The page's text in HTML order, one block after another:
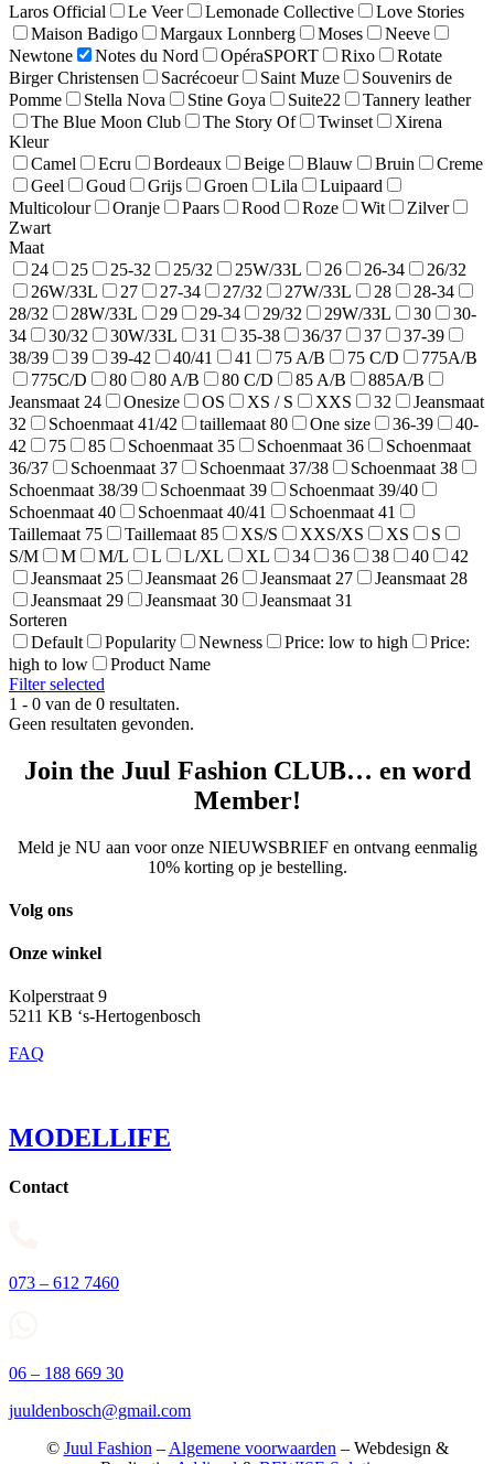
Laros Official
Le Veer Lemonade Collective
Love Stories
Maison Badigo
Margaux Lonnberg Moses
Neeve
Newtone
Notes du Nord OpéraSPORT Rixo
Rotate
Birger Christensen
Sacrécoeur Saint Muze
Souvenirs de
Pomme
Stella Nova Stine Goya Suite22
Tannery leather
The Blue Moon Club
The Story Of Twinset
Xirena
Kleur
Camel
Ecru Bordeaux Beige Blauw Bruin
Creme
Geel
Goud Grijs Groen Lila
Luipaard
Multicolour
Oranje Paars Rood Roze Wit
Zilver
Zwart
Maat
24
25 25-32 25/32 25W/33L 26 26-34
26/32
26W/33L
27 27-34 27/32 27W/33L 28
28-34
28/32
28W/33L 29 29-34 29/32 29W/33L 30
30-
34
30/32 30W/33L 31 35-38 36/37 37
37-39
38/39
39 39-42 40/41 41 75 A/B 75 C/D
775A/B
775C/D
80 80 A/B 80 C/D 85 A/B
885A/B
Jeansmaat 24
Onesize OS XS / S XXS 32
Jeansmaat
32
Schoenmaat 41/42 taillemaat 80 One size 36-39
40-
42
75 85 Schoenmaat 35 Schoenmaat 36
Schoenmaat
36/37
Schoenmaat 37 Schoenmaat 37/38
Schoenmaat 38
Schoenmaat 38/39
Schoenmaat 39
Schoenmaat 39/40
Schoenmaat 40
Schoenmaat 40/41
Schoenmaat 41
Taillemaat 75
Taillemaat 85 XS/S XXS/XS XS
S
S/M
M M/L L L/XL XL 34 36 38 40
42
Jeansmaat 25
Jeansmaat 26 Jeansmaat 27
Jeansmaat 28
Jeansmaat 29
Jeansmaat 30
Jeansmaat 31
Sorteren
Default
Popularity Newness Price: low to high
Price:
high to low
Product Name
Filter selected
1 - 0 van de 0 resultaten.
Geen resultaten gevonden.
Join the Juul Fashion CLUB… en word
Member!
Meld je NU aan voor onze NIEUWSBRIEF en ontvang eenmalig
10% korting op je bestelling.
Volg ons
Onze winkel
Kolperstraat 9
5211 KB ‘s-Hertogenbosch
FAQ
MODELLIFE
Contact
073 – 612 7460
06 – 188 669 30
juuldenbosch@gmail.com
© Juul Fashion – Algemene voorwaarden – Webdesign &